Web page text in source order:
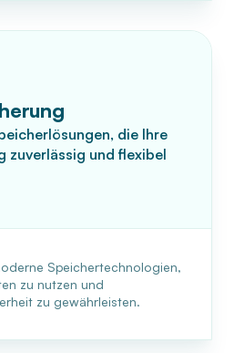
die Ihre
zuverlässig und flexibel
Speichertechnologien,
zu nutzen und
zu gewährleisten.